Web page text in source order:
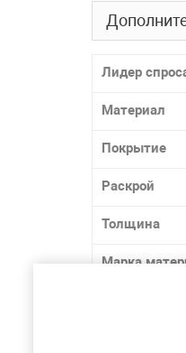
Лидер
Материал
Покрытие
Раскрой
Толщина
Марка